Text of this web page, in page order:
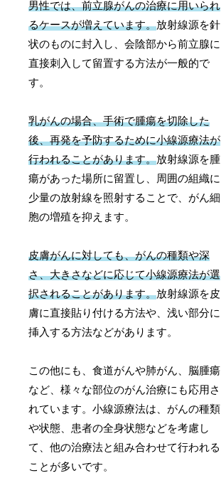
男性では、前立腺がんの治療に用いられ
るケースが増えています。放射線源を針
状のものに封入し、会陰部から前立腺に
直接刺入して留置する方法が一般的で
す。
乳がんの場合、手術で腫瘍を切除した
後、再発を予防するために小線源療法が
行われることがあります。放射線源を腫
瘍があった場所に留置し、周囲の組織に
少量の放射線を照射することで、がん細
胞の増殖を抑えます。
皮膚がんに対しても、がんの種類や深
さ、大きさなどに応じて小線源療法が選
択されることがあります。放射線源を皮
膚に直接貼り付ける方法や、浅い部分に
挿入する方法などがあります。
この他にも、食道がんや肺がん、脳腫瘍
など、様々な部位のがん治療にも応用さ
れています。小線源療法は、がんの種類
や状態、患者の全身状態などを考慮し
て、他の治療法と組み合わせて行われる
ことが多いです。